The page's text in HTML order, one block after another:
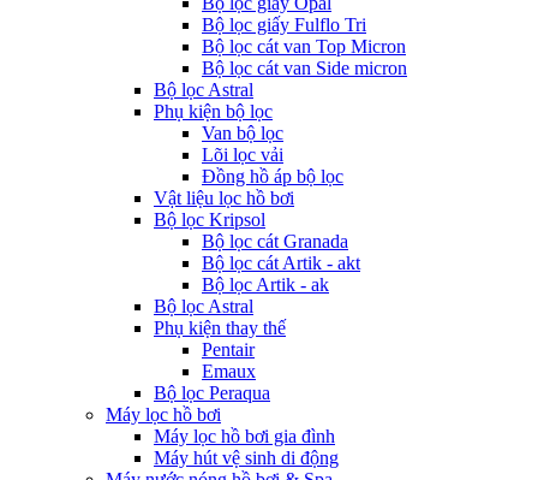
Bộ lọc giấy Fulflo Tri
Bộ lọc cát van Top Micron
Bộ lọc cát van Side micron
Bộ lọc Astral
Phụ kiện bộ lọc
Van bộ lọc
Lõi lọc vải
Đồng hồ áp bộ lọc
Vật liệu lọc hồ bơi
Bộ lọc Kripsol
Bộ lọc cát Granada
Bộ lọc cát Artik - akt
Bộ lọc Artik - ak
Bộ lọc Astral
Phụ kiện thay thế
Pentair
Emaux
Bộ lọc Peraqua
Máy lọc hồ bơi
Máy lọc hồ bơi gia đình
Máy hút vệ sinh di động